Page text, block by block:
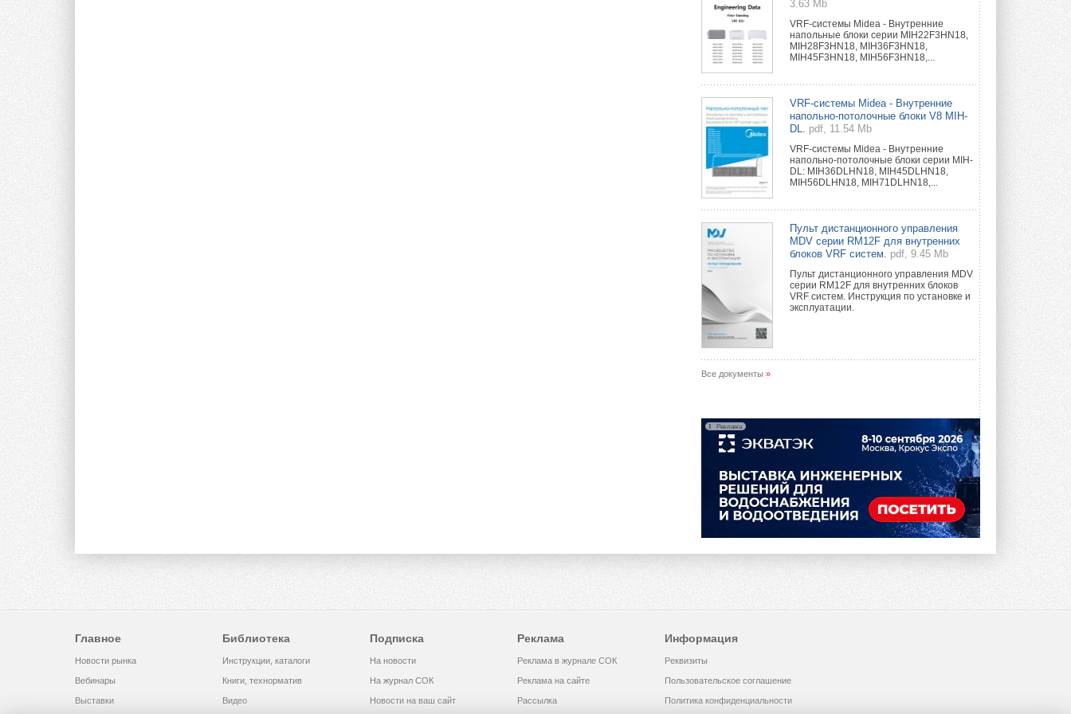
3.63 Mb
VRF-системы Midea - Внутренние
напольные блоки серии MIH22F3HN18,
MIH28F3HN18, MIH36F3HN18,
MIH45F3HN18, MIH56F3HN18,...
VRF-системы Midea - Внутренние
напольно-потолочные блоки V8 MIH-
DL.
pdf, 11.54 Mb
VRF-системы Midea - Внутренние
напольно-потолочные блоки серии MIH-
DL: MIH36DLHN18, MIH45DLHN18,
MIH56DLHN18, MIH71DLHN18,...
Пульт дистанционного управления
MDV серии RM12F для внутренних
блоков VRF систем.
pdf, 9.45 Mb
Пульт дистанционного управления MDV
серии RM12F для внутренних блоков
VRF систем. Инструкция по установке и
эксплуатации.
Все документы »
Реклама
Главное
Новости рынка
Вебинары
Выставки
Библиотека
Инструкции, каталоги
Книги, технорматив
Видео
Подписка
На новости
На журнал СОК
Новости на ваш сайт
Реклама
Реклама в журнале СОК
Реклама на сайте
Рассылка
Информация
Реквизиты
Пользовательское соглашение
Политика конфиденциальности